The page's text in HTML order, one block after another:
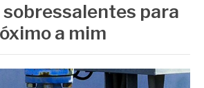
sobressalentes para
a mim